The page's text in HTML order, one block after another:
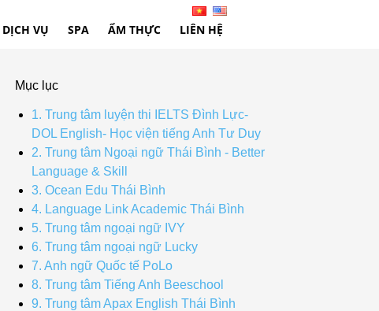
DỊCH VỤ SPA ẨM THỰC LIÊN HỆ
Mục lục
1. Trung tâm luyện thi IELTS Đình Lực-
DOL English- Học viện tiếng Anh Tư Duy
2. Trung tâm Ngoại ngữ Thái Bình - Better
Language & Skill
3. Ocean Edu Thái Bình
4. Language Link Academic Thái Bình
5. Trung tâm ngoại ngữ IVY
6. Trung tâm ngoại ngữ Lucky
7. Anh ngữ Quốc tế PoLo
8. Trung tâm Tiếng Anh Beeschool
9. Trung tâm Apax English Thái Bình